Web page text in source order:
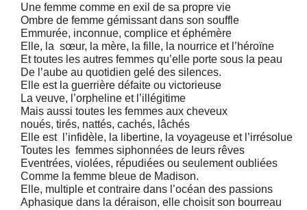
Une femme comme en exil de sa propre vie
Ombre de femme gémissant dans son souffle
Emmurée, inconnue, complice et éphémère
Elle, la sœur, la mère, la fille, la nourrice et l’héroïne
Et toutes les autres femmes qu’elle porte sous la peau
De l’aube au quotidien gelé des silences.
Elle est la guerrière défaite ou victorieuse
La veuve, l’orpheline et l’illégitime
Mais aussi toutes les femmes aux cheveux
noués, tirés, nattés, cachés, lâchés
Elle est l’infidèle, la libertine, la voyageuse et l’irrésolue
Toutes les femmes siphonnées de leurs rêves
Eventrées, violées, répudiées ou seulement oubliées
Comme la femme bleue de Madison.
Elle, multiple et contraire dans l’océan des passions
Aphasique dans la déraison, elle choisit son bourreau